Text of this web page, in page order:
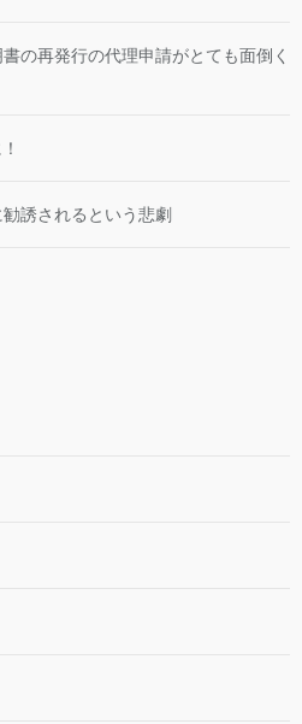
の再発行の代理申請がとても面倒く
誘されるという悲劇